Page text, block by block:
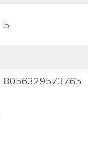
5
8056329573765